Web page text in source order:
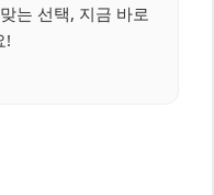
는 선택, 지금 바로
!